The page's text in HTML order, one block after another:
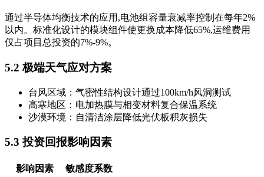
通过半导体均衡技术的应用,电池组容量衰减率控制在每年2%
以内。标准化设计的模块组件使更换成本降低65%,运维费用
仅占项目总投资的7%-9%。
5.2 极端天气应对方案
台风区域：气密性结构设计通过100km/h风洞测试
高寒地区：电加热膜与相变材料复合保温系统
沙漠环境：自清洁涂层降低光伏板积灰损失
5.3 投资回报影响因素
影响因素
敏感度系数